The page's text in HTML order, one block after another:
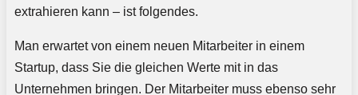
extrahieren kann – ist folgendes.
Man erwartet von einem neuen Mitarbeiter in einem
Startup, dass Sie die gleichen Werte mit in das
Unternehmen bringen. Der Mitarbeiter muss ebenso sehr